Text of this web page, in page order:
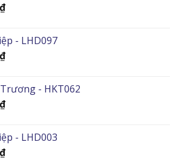
₫
- LHD097
₫
- HKT062
₫
- LHD003
₫